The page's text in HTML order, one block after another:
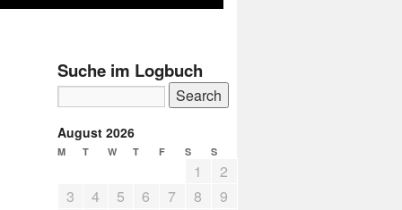
Suche im Logbuch
August 2026
M T W T F S S
1
2
3
4 5 6 7 8
9